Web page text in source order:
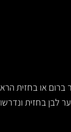
ברום או בחזית
לבן בחזית